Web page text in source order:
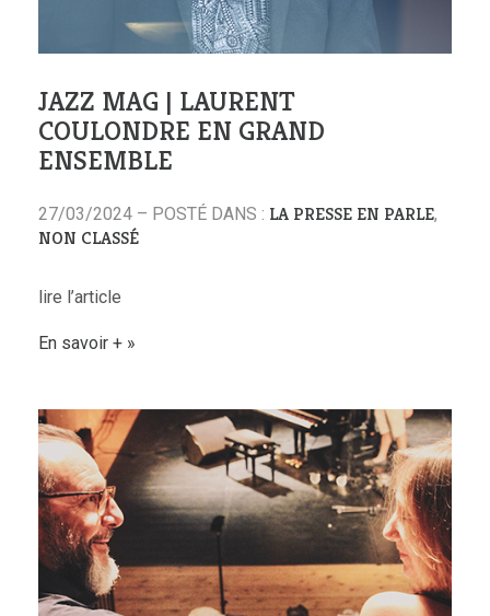
JAZZ MAG | LAURENT
COULONDRE EN GRAND
ENSEMBLE
27/03/2024 – POSTÉ DANS : LA PRESSE EN PARLE,
NON CLASSÉ
lire l’article
En savoir +